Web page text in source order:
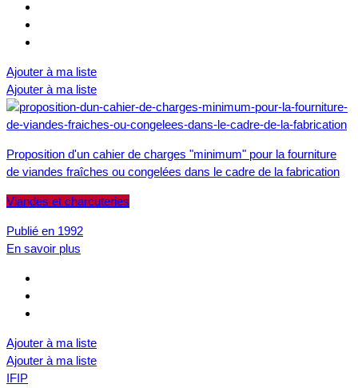
Ajouter à ma liste
Ajouter à ma liste
Proposition d'un cahier de charges "minimum" pour la fourniture
de viandes fraîches ou congelées dans le cadre de la fabrication
Viandes et charcuteries
Publié en 1992
En savoir plus
Ajouter à ma liste
Ajouter à ma liste
IFIP